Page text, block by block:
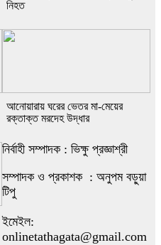
নিহত
আনোয়ারায় ঘরের ভেতর মা-মেয়ের
রক্তাক্ত মরদেহ উদ্ধার
নির্বাহী সম্পাদক : ভিক্ষু প্রজ্ঞাশ্রী
সম্পাদক ও প্রকাশক : অনুপম বড়ুয়া
টিপু
ইমেইল:
onlinetathagata@gmail.com